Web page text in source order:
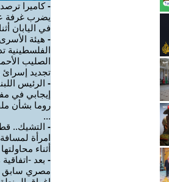
-كاميرا ترصد
يضرب غرفة
في اليابان
- هيئة الأسرى
الفلسطينية
الصليب
تجديد إسرائ
- الرئيس
إيجابي في
روما بشأن
...
- التشيك..
امرأة
أثناء
- بعد -
مصري سابق